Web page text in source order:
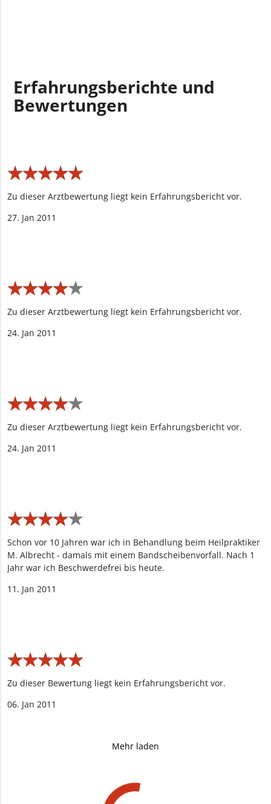
Erfahrungsberichte und
Bewertungen
★★★★★
★★★★★
Zu dieser Arztbewertung liegt kein Erfahrungsbericht vor.
27. Jan 2011
★★★★★
★★★★★
Zu dieser Arztbewertung liegt kein Erfahrungsbericht vor.
24. Jan 2011
★★★★★
★★★★★
Zu dieser Arztbewertung liegt kein Erfahrungsbericht vor.
24. Jan 2011
★★★★★
★★★★★
Schon vor 10 Jahren war ich in Behandlung beim Heilpraktiker
M. Albrecht - damals mit einem Bandscheibenvorfall. Nach 1
Jahr war ich Beschwerdefrei bis heute.
11. Jan 2011
★★★★★
★★★★★
Zu dieser Bewertung liegt kein Erfahrungsbericht vor.
06. Jan 2011
Mehr laden